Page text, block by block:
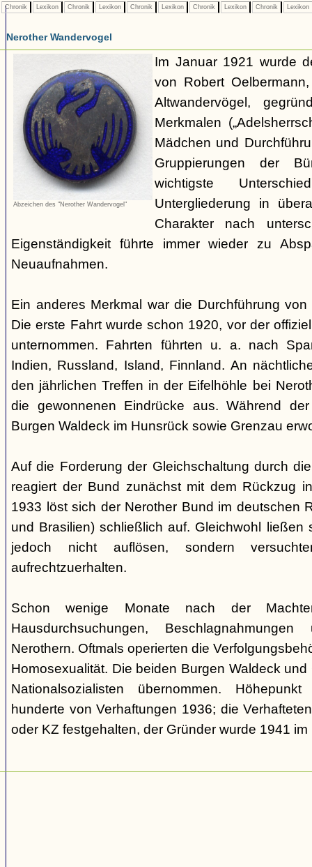
Chronik Lexikon Chronik Lexikon Chronik Lexikon Chronik Lexikon Chronik Lexikon
Nerother Wandervogel
Abzeichen des "Nerother Wandervogel"
Im Januar 1921 wurde
von Robert
Altwandervögel,
Merkmalen
Mädchen und
Gruppierungen der
wichtigste
Untergliederung in
Charakter nach
Eigenständigkeit führte immer wieder zu
Neuaufnahmen.
Ein anderes Merkmal war die Durchführung
Die erste Fahrt wurde schon 1920, vor der
unternommen. Fahrten führten u. a. nach
Indien, Russland, Island, Finnland. An
den jährlichen Treffen in der Eifelhöhle bei
die gewonnenen Eindrücke aus. Während
Burgen Waldeck im Hunsrück sowie Grenzau
Auf die Forderung der Gleichschaltung durch
reagiert der Bund zunächst mit dem Rückzug
1933 löst sich der Nerother Bund im deutschen
und Brasilien) schließlich auf. Gleichwohl ließen
jedoch nicht auflösen, sondern
aufrechtzuerhalten.
Schon wenige Monate nach der
Hausdurchsuchungen,
Nerothern. Oftmals operierten die
Homosexualität. Die beiden Burgen Waldeck
Nationalsozialisten übernommen.
hunderte von Verhaftungen 1936; die
oder KZ festgehalten, der Gründer wurde 1941